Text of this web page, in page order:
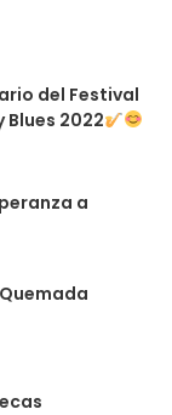
del Festival
2022
a